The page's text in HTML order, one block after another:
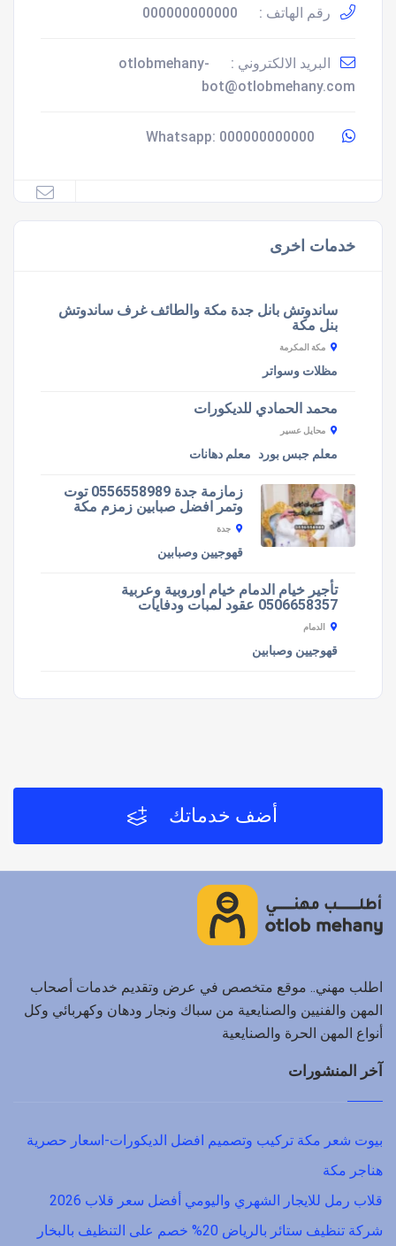
رقم الهاتف : 000000000000
البريد الالكتروني :
otlobmehany-
bot@otlobmehany.com
000000000000
خدمات اخرى
ساندوتش بانل جدة مكة والطائف غرف ساندوتش
بنل مكة
مكة المكرمة
مظلات وسواتر
محمد الحمادي للديكورات
محايل عسير
معلم جبس بورد معلم دهانات
زمازمة جدة 0556558989 توت
وتمر افضل صبابين زمزم مكة
جدة
قهوجيين وصبابين
تأجير خيام الدمام خيام اوروبية وعربية
0506658357 عقود لمبات ودفايات
الدمام
قهوجيين وصبابين
أضف خدماتك
اطلب مهني.. موقع متخصص في عرض وتقديم خدمات أصحاب
المهن والفنيين والصنايعية من سباك ونجار ودهان وكهربائي وكل
أنواع المهن الحرة والصنايعية
آخر المنشورات
بيوت شعر مكة تركيب وتصميم افضل الديكورات-اسعار حصرية
هناجر مكة
قلاب رمل للايجار الشهري واليومي أفضل سعر قلاب 2026
شركة تنظيف ستائر بالرياض 20% خصم على التنظيف بالبخار